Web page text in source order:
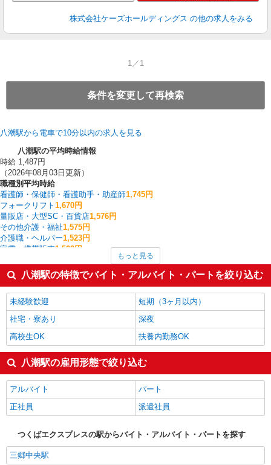
株式会社ケーズホールディングス の他の求人をみる
1／1
条件を変更して再検索
八潮駅から電車で10分以内の求人を見る
八潮駅の平均時給情報
時給 1,487円
（2026年08月03日更新）
職種別平均時給
看護師・保健師・看護助手・助産師1,745円
フォークリフト 1,670円
量販店・大型SC・百貨店1,576円
その他介護・福祉1,575円
介護職・ヘルパー1,523円
家電・携帯販売1,522円
1,520円
塾講師・家庭教師1,503円
試験監督・添削 1,503円
医療事務・受付・クラーク1,500円
八潮駅の他の職種の平均時給を見る
もっと見る
八潮駅の特徴でバイト・アルバイト・パートを絞り込む
未経験歓迎
短期（3ヶ月以内）
社宅・寮あり
深夜
高校生OK
扶養内勤務OK
八潮駅の雇用形態で絞り込む
アルバイト
パート
正社員
派遣社員
つくばエクスプレスの駅からバイト・アルバイト・パートを探す
三郷中央駅